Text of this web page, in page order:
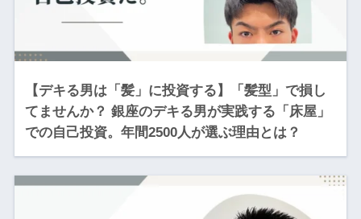
【デキる男は「髪」に投資する】「髪型」で損し
てませんか？ 銀座のデキる男が実践する「床屋」
での自己投資。年間2500人が選ぶ理由とは？